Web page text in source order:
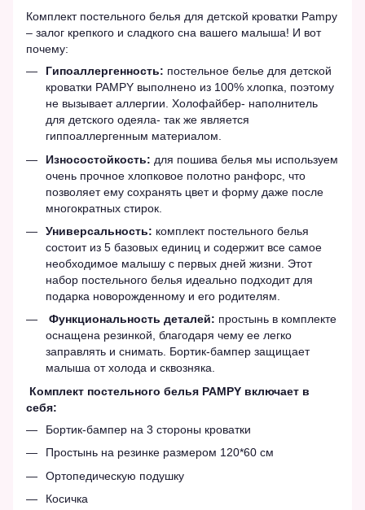
Комплект постельного белья для детской кроватки Pampy
– залог крепкого и сладкого сна вашего малыша! И вот
почему:
Гипоаллергенность: постельное белье для детской
кроватки PAMPY выполнено из 100% хлопка, поэтому
не вызывает аллергии. Холофайбер- наполнитель
для детского одеяла- так же является
гиппоаллергенным материалом.
Износостойкость: для пошива белья мы используем
очень прочное хлопковое полотно ранфорс, что
позволяет ему сохранять цвет и форму даже после
многократных стирок.
Универсальность: комплект постельного белья
состоит из 5 базовых единиц и содержит все самое
необходимое малышу с первых дней жизни. Этот
набор постельного белья идеально подходит для
подарка новорожденному и его родителям.
Функциональность деталей: простынь в комплекте
оснащена резинкой, благодаря чему ее легко
заправлять и снимать. Бортик-бампер защищает
малыша от холода и сквозняка.
Комплект постельного белья PAMPY включает в
себя:
Бортик-бампер на 3 стороны кроватки
Простынь на резинке размером 120*60 см
Ортопедическую подушку
Косичка